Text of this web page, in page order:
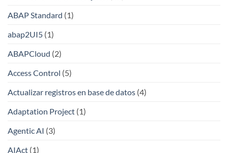
ABAP Standard (1)
abap2UI5 (1)
ABAPCloud (2)
Access Control (5)
Actualizar registros en base de datos (4)
Adaptation Project (1)
Agentic AI (3)
AIAct (1)